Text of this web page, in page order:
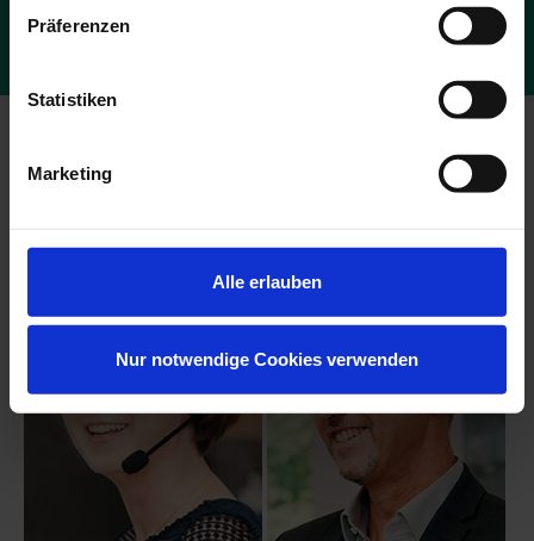
Präferenzen
Statistiken
Marketing
Alle erlauben
Nur notwendige Cookies verwenden